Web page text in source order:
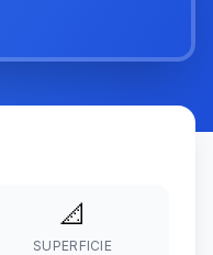
📐
SUPERFICIE